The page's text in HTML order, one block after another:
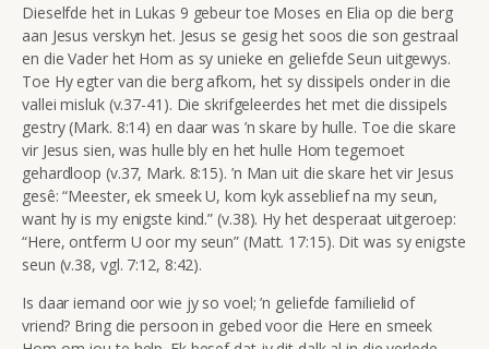
Dieselfde het in Lukas 9 gebeur toe Moses en Elia op die berg
aan Jesus verskyn het. Jesus se gesig het soos die son gestraal
en die Vader het Hom as sy unieke en geliefde Seun uitgewys.
Toe Hy egter van die berg afkom, het sy dissipels onder in die
vallei misluk (v.37-41). Die skrifgeleerdes het met die dissipels
gestry (Mark. 8:14) en daar was ’n skare by hulle. Toe die skare
vir Jesus sien, was hulle bly en het hulle Hom tegemoet
gehardloop (v.37, Mark. 8:15). ’n Man uit die skare het vir Jesus
gesê: “Meester, ek smeek U, kom kyk asseblief na my seun,
want hy is my enigste kind.” (v.38). Hy het desperaat uitgeroep:
“Here, ontferm U oor my seun” (Matt. 17:15). Dit was sy enigste
seun (v.38, vgl. 7:12, 8:42).
Is daar iemand oor wie jy so voel; ’n geliefde familielid of
vriend? Bring die persoon in gebed voor die Here en smeek